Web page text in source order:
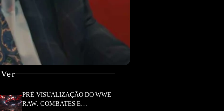
PRÉ-VISUALIZAÇÃO DO WWE
RAW: COMBATES E